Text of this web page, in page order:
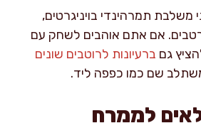
משלבת תמרהינדי בויניגרטים,
אם אתם אוהבים לשחק עם
גם ברעיונות לרוטבים שונים
שם כמו כפפה ליד.
לממרח